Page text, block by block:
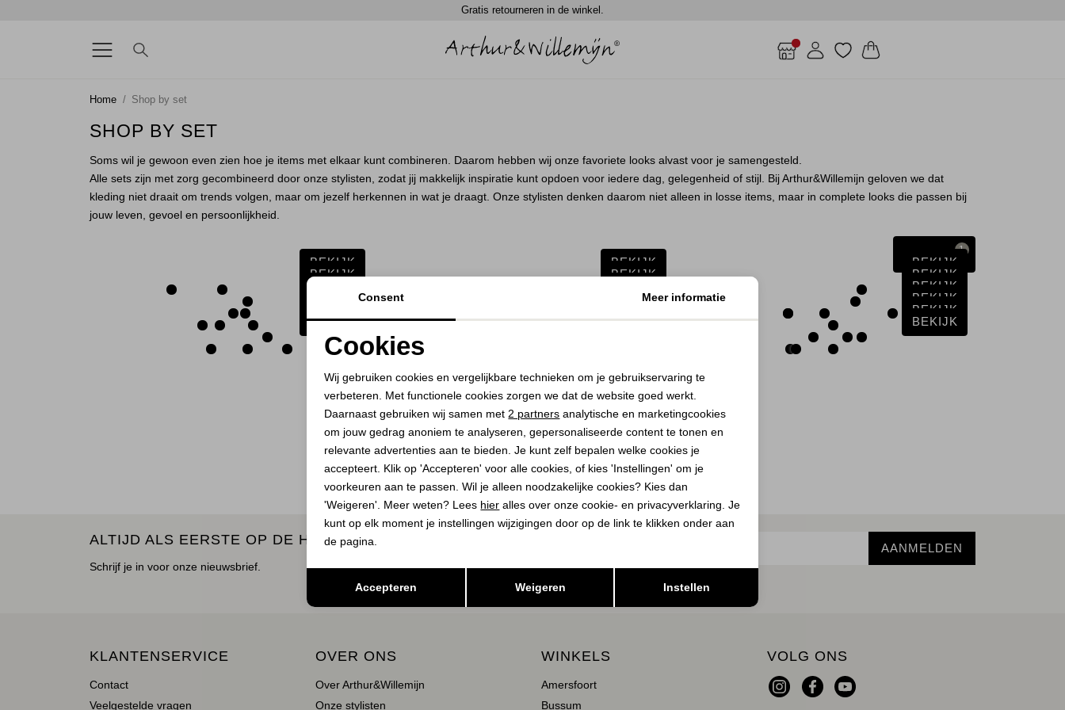
Gratis retourneren in de winkel.
Home Shop by set
SHOP BY SET
Soms wil je gewoon even zien hoe je items met elkaar kunt combineren. Daarom hebben wij onze favoriete looks alvast voor je samengesteld.
Alle sets zijn met zorg gecombineerd door onze stylisten, zodat jij makkelijk inspiratie kunt opdoen voor iedere dag, gelegenheid of stijl. Bij Arthur&Willemijn geloven we dat
kleding niet draait om trends volgen, maar om jezelf herkennen in wat je draagt. Onze stylisten denken daarom niet alleen in losse items, maar in complete looks die passen bij
jouw leven, gevoel en persoonlijkheid.
1
BEKIJK BEKIJK
BEKIJK
BEKIJK
BEKIJK
BEKIJK
BEKIJK
BEKIJK
BEKIJK
BEKIJK
BEKIJK
BEKIJK BEKIJK
Filter
ALTIJD ALS EERSTE OP DE HOOGTE ZIJN?
Schrijf je in voor onze nieuwsbrief.
AANMELDEN
KLANTENSERVICE
Contact
Veelgestelde vragen
OVER ONS
Over Arthur&Willemijn
Onze stylisten
WINKELS
Amersfoort
Bussum
VOLG ONS
Analytische cookies Marketing cookies
Consent Meer informatie
Cookies
Wij gebruiken cookies en vergelijkbare technieken om je gebruikservaring te
verbeteren. Met functionele cookies zorgen we dat de website goed werkt.
Daarnaast gebruiken wij samen met 2 partners analytische en marketingcookies
om jouw gedrag anoniem te analyseren, gepersonaliseerde content te tonen en
relevante advertenties aan te bieden. Je kunt zelf bepalen welke cookies je
accepteert. Klik op 'Accepteren' voor alle cookies, of kies 'Instellingen' om je
voorkeuren aan te passen. Wil je alleen noodzakelijke cookies? Kies dan
'Weigeren'. Meer weten? Lees hier alles over onze cookie- en privacyverklaring. Je
kunt op elk moment je instellingen wijzigingen door op de link te klikken onder aan
de pagina.
Accepteren Weigeren Instellen